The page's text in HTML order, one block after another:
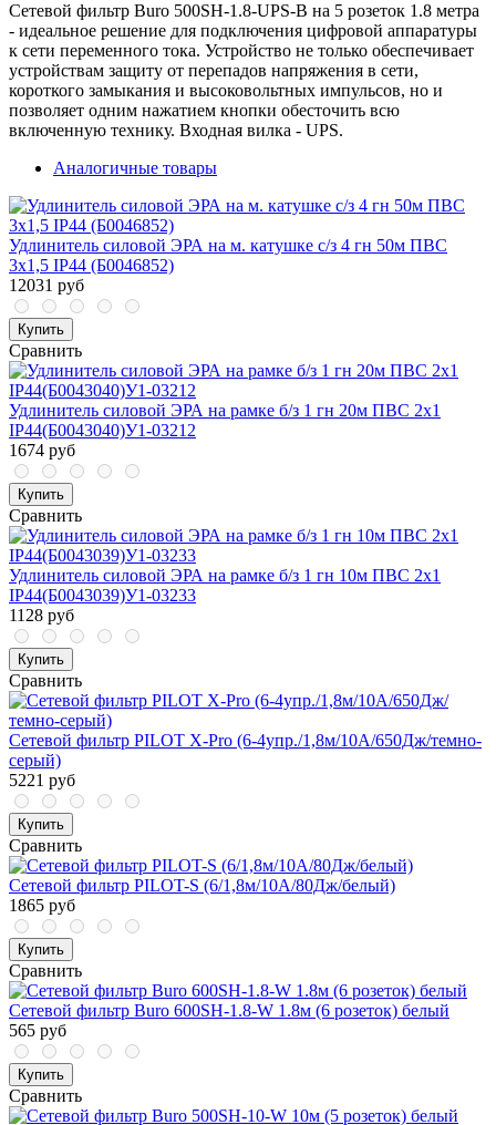
Сетевой фильтр Buro 500SH-1.8-UPS-B на 5 розеток 1.8 метра
- идеальное решение для подключения цифровой аппаратуры
к сети переменного тока. Устройство не только обеспечивает
устройствам защиту от перепадов напряжения в сети,
короткого замыкания и высоковольтных импульсов, но и
позволяет одним нажатием кнопки обесточить всю
включенную технику. Входная вилка - UPS.
Аналогичные товары
Удлинитель силовой ЭРА на м. катушке c/з 4 гн 50м ПВС
3х1,5 IP44 (Б0046852)
12031 руб
Купить
Сравнить
Удлинитель силовой ЭРА на рамке б/з 1 гн 20м ПВС 2х1
IP44(Б0043040)У1-03212
1674 руб
Купить
Сравнить
Удлинитель силовой ЭРА на рамке б/з 1 гн 10м ПВС 2х1
IP44(Б0043039)У1-03233
1128 руб
Купить
Сравнить
Сетевой фильтр PILOT X-Pro (6-4упр./1,8м/10А/650Дж/темно-
серый)
5221 руб
Купить
Сравнить
Сетевой фильтр PILOT-S (6/1,8м/10А/80Дж/белый)
1865 руб
Купить
Сравнить
Сетевой фильтр Buro 600SH-1.8-W 1.8м (6 розеток) белый
565 руб
Купить
Сравнить